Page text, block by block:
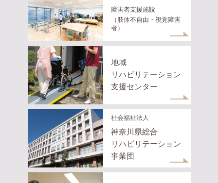
障害者支援施設
（肢体不自由・視覚障害
者）
地域
リハビリテーション
支援センター
社会福祉法人
神奈川県総合
リハビリテーション
事業団